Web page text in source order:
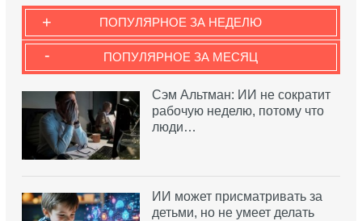
ПОПУЛЯРНОЕ ЗА НЕДЕЛЮ
+
ПОПУЛЯРНОЕ ЗА МЕСЯЦ
-
Сэм Альтман: ИИ не сократит
рабочую неделю, потому что
люди…
ИИ может присматривать за
детьми, но не умеет делать